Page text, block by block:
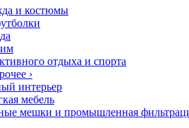
и костюмы
отдыха и спорта
›
интерьер
мебель
мешки и промышленная